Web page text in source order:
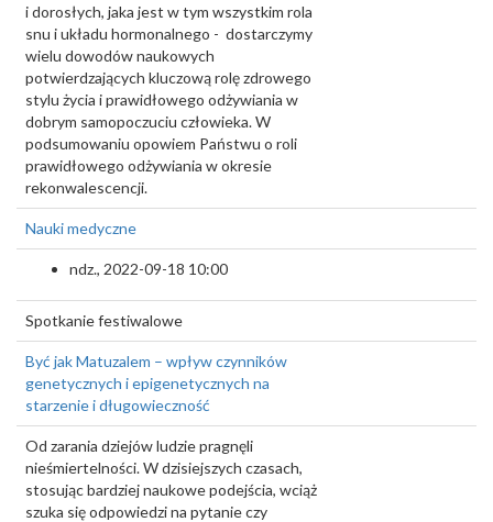
i dorosłych, jaka jest w tym wszystkim rola
snu i układu hormonalnego - dostarczymy
wielu dowodów naukowych
potwierdzających kluczową rolę zdrowego
stylu życia i prawidłowego odżywiania w
dobrym samopoczuciu człowieka. W
podsumowaniu opowiem Państwu o roli
prawidłowego odżywiania w okresie
rekonwalescencji.
Nauki medyczne
ndz., 2022-09-18 10:00
Spotkanie festiwalowe
Być jak Matuzalem – wpływ czynników
genetycznych i epigenetycznych na
starzenie i długowieczność
Od zarania dziejów ludzie pragnęli
nieśmiertelności. W dzisiejszych czasach,
stosując bardziej naukowe podejścia, wciąż
szuka się odpowiedzi na pytanie czy